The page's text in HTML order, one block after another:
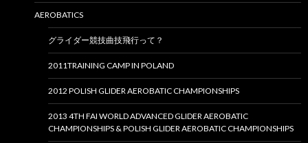
AEROBATICS
グライダー競技曲技飛行って？
2011TRAINING CAMP IN POLAND
2012 POLISH GLIDER AEROBATIC CHAMPIONSHIPS
2013 4TH FAI WORLD ADVANCED GLIDER AEROBATIC
CHAMPIONSHIPS & POLISH GLIDER AEROBATIC CHAMPIONSHIPS